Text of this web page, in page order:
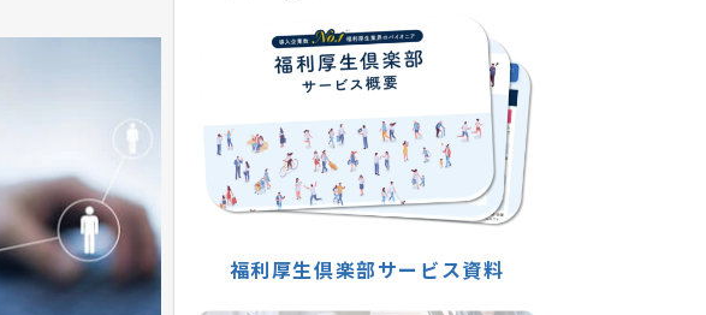
福利厚生倶楽部サービス資料